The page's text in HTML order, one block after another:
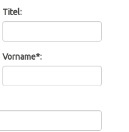
Titel:
Vorname*: